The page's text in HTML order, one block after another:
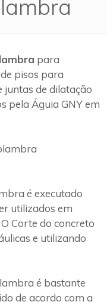
para
pisos para
juntas de dilatação
pela Águia GNY em
é executado
utilizados em
Corte do concreto
e utilizando
é bastante
de acordo com a